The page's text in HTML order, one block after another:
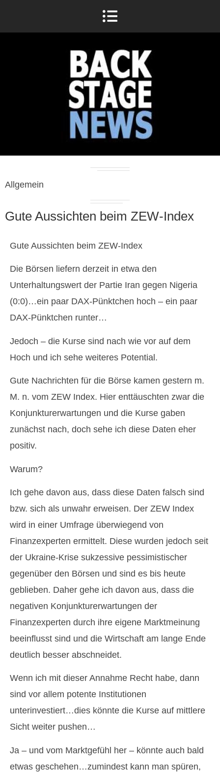
Allgemein
Gute Aussichten beim ZEW-Index
Gute Aussichten beim ZEW-Index
Die Börsen liefern derzeit in etwa den
Unterhaltungswert der Partie Iran gegen Nigeria
(0:0)…ein paar DAX-Pünktchen hoch – ein paar
DAX-Pünktchen runter…
Jedoch – die Kurse sind nach wie vor auf dem
Hoch und ich sehe weiteres Potential.
Gute Nachrichten für die Börse kamen gestern m.
M. n. vom ZEW Index. Hier enttäuschten zwar die
Konjunkturerwartungen und die Kurse gaben
zunächst nach, doch sehe ich diese Daten eher
positiv.
Warum?
Ich gehe davon aus, dass diese Daten falsch sind
bzw. sich als unwahr erweisen. Der ZEW Index
wird in einer Umfrage überwiegend von
Finanzexperten ermittelt. Diese wurden jedoch seit
der Ukraine-Krise sukzessive pessimistischer
gegenüber den Börsen und sind es bis heute
geblieben. Daher gehe ich davon aus, dass die
negativen Konjunkturerwartungen der
Finanzexperten durch ihre eigene Marktmeinung
beeinflusst sind und die Wirtschaft am lange Ende
deutlich besser abschneidet.
Wenn ich mit dieser Annahme Recht habe, dann
sind vor allem potente Institutionen
unterinvestiert…dies könnte die Kurse auf mittlere
Sicht weiter pushen…
Ja – und vom Marktgefühl her – könnte auch bald
etwas geschehen…zumindest kann man spüren,